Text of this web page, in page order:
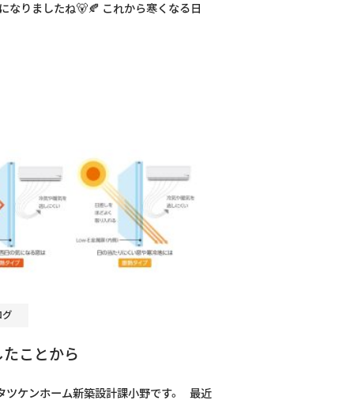
なりましたね🐻🍂 これから寒くなる日
グ
ことから
ツケンホーム新築設計課小野です。 最近